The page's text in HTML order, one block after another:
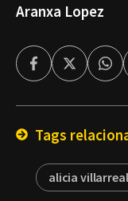
Aranxa Lopez
FacebookTwitter
Tags
alicia villarreal